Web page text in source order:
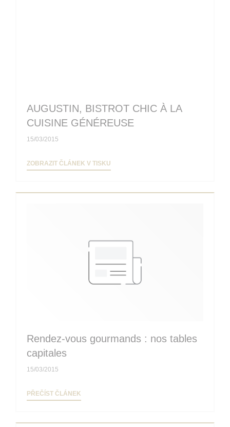
AUGUSTIN, BISTROT CHIC À LA
CUISINE GÉNÉREUSE
15/03/2015
ZOBRAZIT ČLÁNEK V TISKU
Rendez-vous gourmands : nos tables
capitales
15/03/2015
PŘEČÍST ČLÁNEK